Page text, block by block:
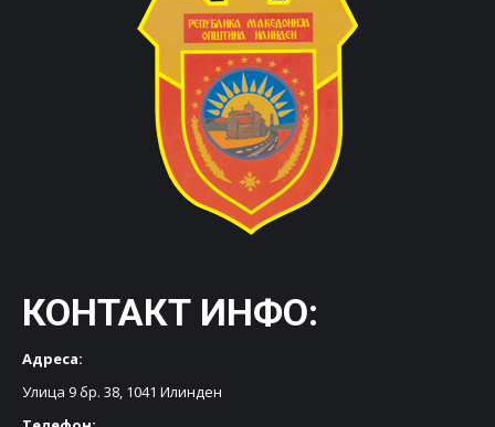
КОНТАКТ ИНФО:
Адреса:
Улица 9 бр. 38, 1041 Илинден